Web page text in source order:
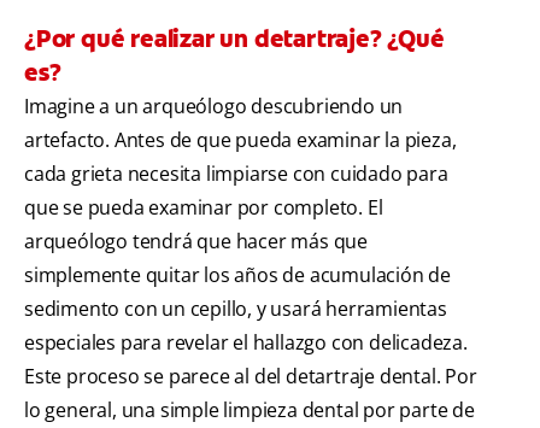
¿Por qué realizar un detartraje? ¿Qué
es?
Imagine a un arqueólogo descubriendo un
artefacto. Antes de que pueda examinar la pieza,
cada grieta necesita limpiarse con cuidado para
que se pueda examinar por completo. El
arqueólogo tendrá que hacer más que
simplemente quitar los años de acumulación de
sedimento con un cepillo, y usará herramientas
especiales para revelar el hallazgo con delicadeza.
Este proceso se parece al del detartraje dental. Por
lo general, una simple limpieza dental por parte de